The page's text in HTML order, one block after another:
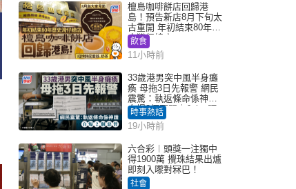
檀島咖啡餅店回歸港
島！預告新店8月下旬太
古重開 年初結束80年歷
史灣仔總店
飲食
11小時前
33歲港男突中風半身癱
瘓 母拖3日先報警 網民
震驚：執返條命係神蹟
自爆2個惡習｜Juicy叮
時事熱話
19小時前
六合彩︱頭獎一注獨中
得1900萬 攪珠結果出爐
即刻入嚟對冧巴！
社會